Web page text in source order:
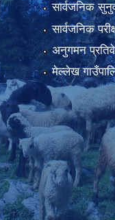
सार्वजनिक
सार्वजनिक
अनुगमन
मेल्लेख